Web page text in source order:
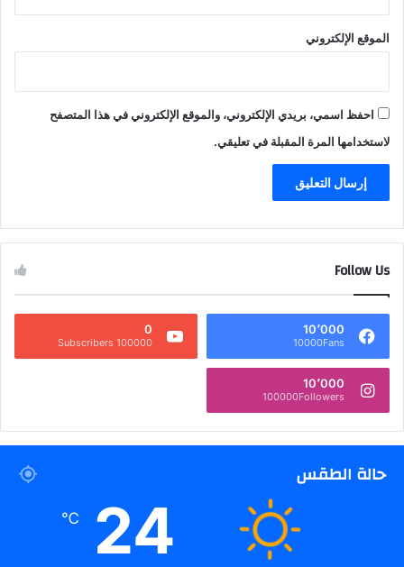
الموقع الإلكتروني
احفظ اسمي، بريدي الإلكتروني، والموقع الإلكتروني في هذا المتصفح
لاستخدامها المرة المقبلة في تعليقي.
Follow Us
10٬000
10000Fans
0
100000 Subscribers
10٬000
100000Followers
حالة الطقس
24
℃